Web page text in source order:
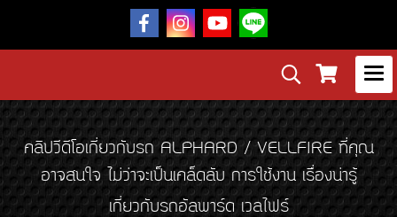
คลิปวีดีโอเกี่ยวกับรถ ALPHARD / VELLFIRE ที่คุณ
อาจสนใจ ไม่ว่าจะเป็นเคล็ดลับ การใช้งาน เรื่องน่ารู้
เกี่ยวกับรถอัลพาร์ด เวลไฟร์